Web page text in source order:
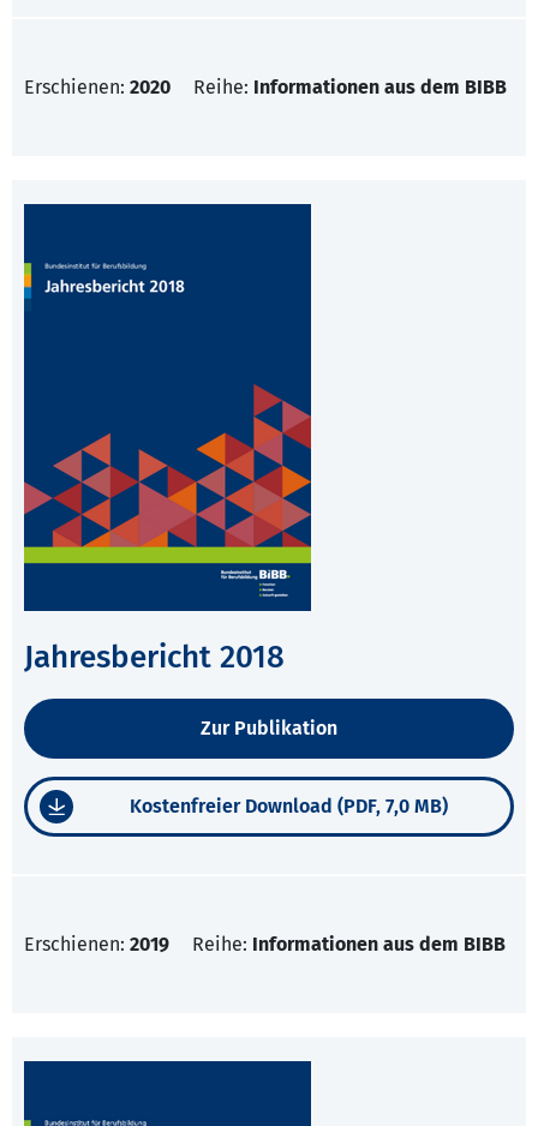
Erschienen: 2020 Reihe: Informationen aus dem BIBB
Jahresbericht 2018
Zur Publikation
Kostenfreier Download (PDF, 7,0 MB)
Erschienen: 2019 Reihe: Informationen aus dem BIBB